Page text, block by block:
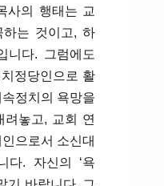
사의 행태는 교
하는 것이고, 하
니다. 그럼에도
정당인으로 활
정치의 욕망을
려놓고, 교회 연
으로서 소신대
다. 자신의 ‘욕